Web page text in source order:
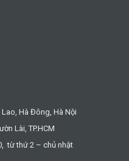
Hà Đông, Hà Nội
Lài, TP.HCM
từ thứ 2 – chủ nhật